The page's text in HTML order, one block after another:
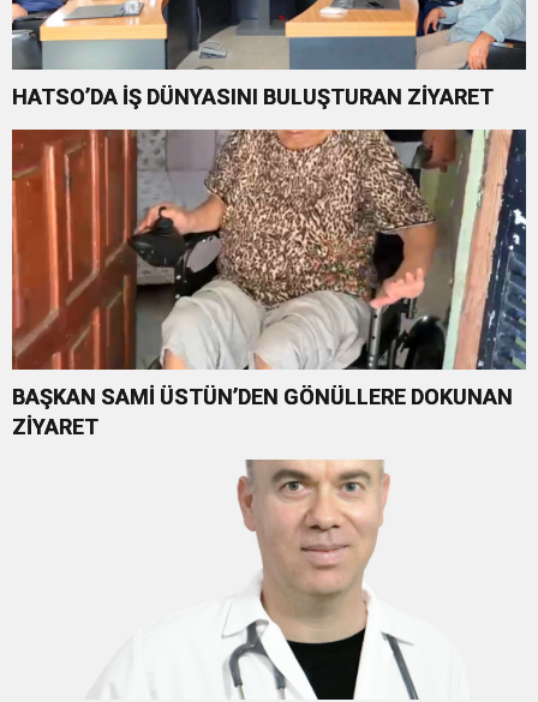
HATSO’DA İŞ DÜNYASINI BULUŞTURAN ZİYARET
BAŞKAN SAMİ ÜSTÜN’DEN GÖNÜLLERE DOKUNAN
ZİYARET